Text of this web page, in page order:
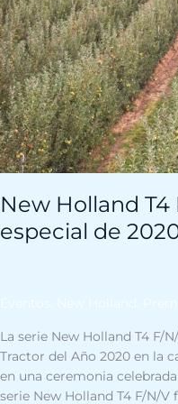
New Holland
especial de
Eventos New Holland
La serie New Holland T4 F/
Tractor del Año 2020 en la
en una ceremonia
serie New Holland T4 F/N/V
tractor
especial
de
2020
en
Agritechnica